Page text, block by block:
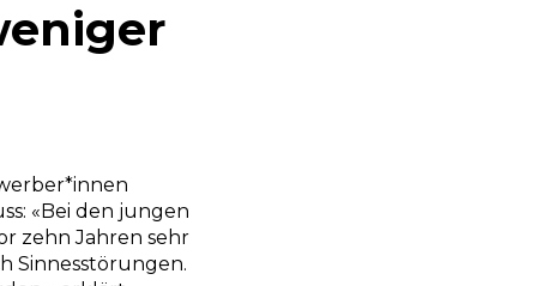
«Bei den jungen
zehn Jahren sehr
Sinnesstörungen.